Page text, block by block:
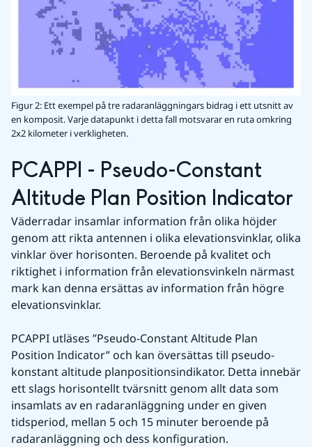
Figur 2: Ett exempel på tre radaranläggningars bidrag i ett utsnitt av
en komposit. Varje datapunkt i detta fall motsvarar en ruta omkring
2x2 kilometer i verkligheten.
PCAPPI - Pseudo-Constant
Altitude Plan Position Indicator
Väderradar insamlar information från olika höjder
genom att rikta antennen i olika elevationsvinklar, olika
vinklar över horisonten. Beroende på kvalitet och
riktighet i information från elevationsvinkeln närmast
mark kan denna ersättas av information från högre
elevationsvinklar.
PCAPPI utläses ”Pseudo-Constant Altitude Plan
Position Indicator” och kan översättas till pseudo-
konstant altitude planpositionsindikator. Detta innebär
ett slags horisontellt tvärsnitt genom allt data som
insamlats av en radaranläggning under en given
tidsperiod, mellan 5 och 15 minuter beroende på
radaranläggning och dess konfiguration.